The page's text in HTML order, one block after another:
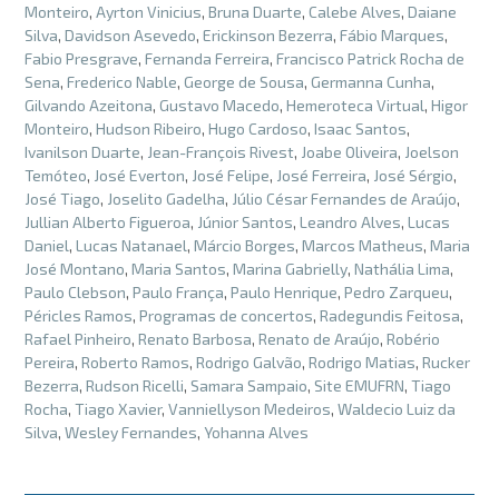
Monteiro, Ayrton Vinicius, Bruna Duarte, Calebe Alves, Daiane
Silva, Davidson Asevedo, Erickinson Bezerra, Fábio Marques,
Fabio Presgrave, Fernanda Ferreira, Francisco Patrick Rocha de
Sena, Frederico Nable, George de Sousa, Germanna Cunha,
Gilvando Azeitona, Gustavo Macedo, Hemeroteca Virtual, Higor
Monteiro, Hudson Ribeiro, Hugo Cardoso, Isaac Santos,
Ivanilson Duarte, Jean-François Rivest, Joabe Oliveira, Joelson
Temóteo, José Everton, José Felipe, José Ferreira, José Sérgio,
José Tiago, Joselito Gadelha, Júlio César Fernandes de Araújo,
Jullian Alberto Figueroa, Júnior Santos, Leandro Alves, Lucas
Daniel, Lucas Natanael, Márcio Borges, Marcos Matheus, Maria
José Montano, Maria Santos, Marina Gabrielly, Nathália Lima,
Paulo Clebson, Paulo França, Paulo Henrique, Pedro Zarqueu,
Péricles Ramos, Programas de concertos, Radegundis Feitosa,
Rafael Pinheiro, Renato Barbosa, Renato de Araújo, Robério
Pereira, Roberto Ramos, Rodrigo Galvão, Rodrigo Matias, Rucker
Bezerra, Rudson Ricelli, Samara Sampaio, Site EMUFRN, Tiago
Rocha, Tiago Xavier, Vanniellyson Medeiros, Waldecio Luiz da
Silva, Wesley Fernandes, Yohanna Alves